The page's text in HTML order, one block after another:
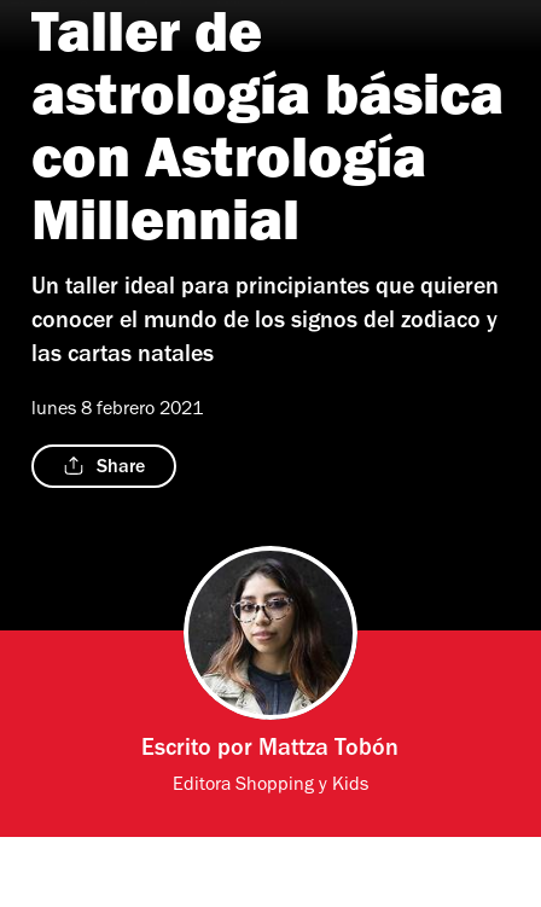
Foto: Cortesía Astrología Millennial
Taller de
astrología básica
con Astrología
Millennial
Un taller ideal para principiantes que quieren
conocer el mundo de los signos del zodiaco y
las cartas natales
lunes 8 febrero 2021
Share
Escrito por Mattza Tobón
Editora Shopping y Kids